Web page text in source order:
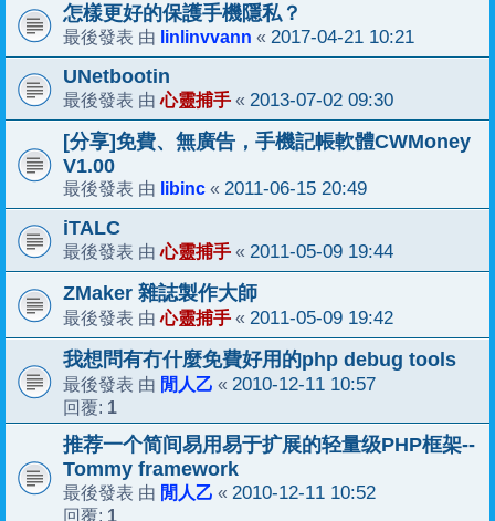
怎樣更好的保護手機隱私？
最後發表 由 linlinvvann « 2017-04-21 10:21
UNetbootin
最後發表 由心靈捕手 « 2013-07-02 09:30
[分享]免費、無廣告，手機記帳軟體CWMoney
V1.00
最後發表 由 libinc « 2011-06-15 20:49
iTALC
最後發表 由心靈捕手 « 2011-05-09 19:44
ZMaker 雜誌製作大師
最後發表 由心靈捕手 « 2011-05-09 19:42
我想問有冇什麼免費好用的php debug tools
最後發表 由 閒人乙 « 2010-12-11 10:57
回覆: 1
推荐一个简间易用易于扩展的轻量级PHP框架--
Tommy framework
最後發表 由 閒人乙 « 2010-12-11 10:52
回覆: 1